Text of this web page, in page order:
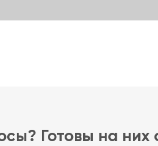
Готовы на них